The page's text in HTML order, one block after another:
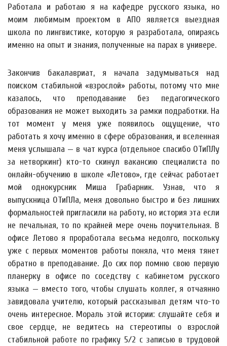
Работала и работаю я на кафедре русского языка, но
моим любимым проектом в АПО является выездная
школа по лингвистике, которую я разработала, опираясь
именно на опыт и знания, полученные на парах в универе.
Закончив бакалавриат, я начала задумываться над
поиском стабильной «взрослой» работы, потому что мне
казалось, что преподавание без педагогического
образования не может выходить за рамки подработки. На
тот момент у меня уже появилось ощущение, что
работать я хочу именно в сфере образования, и вселенная
меня услышала — в чат курса (отдельное спасибо ОТиПЛу
за нетворкинг) кто-то скинул вакансию специалиста по
онлайн-обучению в школе «Летово», где сейчас работает
мой однокурсник Миша Грабарник. Узнав, что я
выпускница ОТиПЛа, меня довольно быстро и без лишних
формальностей пригласили на работу, но история эта если
не печальная, то по крайней мере очень поучительная. В
офисе Летово я проработала весьма недолго, поскольку
уже с первых моментов работы поняла, что меня тянет
обратно в преподавание. До сих пор помню свою первую
планерку в офисе по соседству с кабинетом русского
языка — вместо того, чтобы слушать коллег, я отчаянно
завидовала учителю, который рассказывал детям что-то
очень интересное. Мораль этой истории: слушайте себя и
свое сердце, не ведитесь на стереотипы о взрослой
стабильной работе по графику 5/2 с записью в трудовой